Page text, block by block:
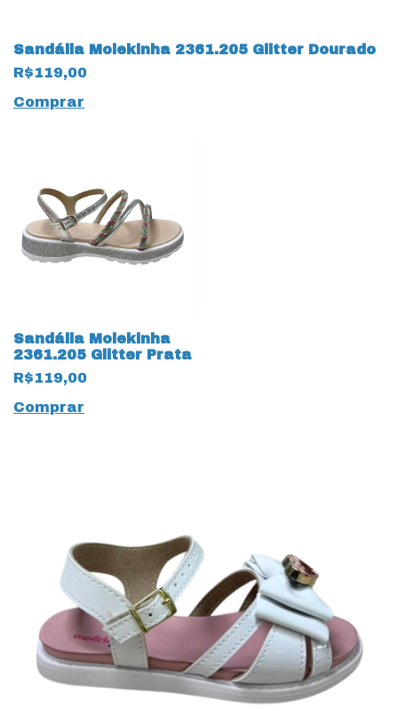
Sandália Molekinha 2361.205 Glitter Dourado
R$119,00
Comprar
Sandália Molekinha
2361.205 Glitter Prata
R$119,00
Comprar